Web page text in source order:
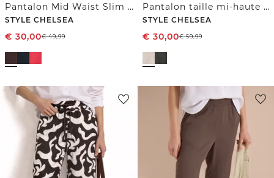
Pantalon Mid Waist Slim Leg en coupe loose
STYLE CHELSEA
€ 30,00€49,99
Pantalon taille mi-haute à coupe slim avec effet délavé
STYLE CHELSEA
€ 30,00€59,99